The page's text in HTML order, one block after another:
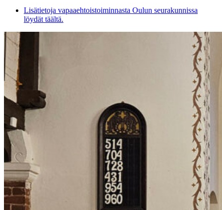
Lisätietoja vapaaehtoistoiminnasta Oulun seurakunnissa
löydät täältä.